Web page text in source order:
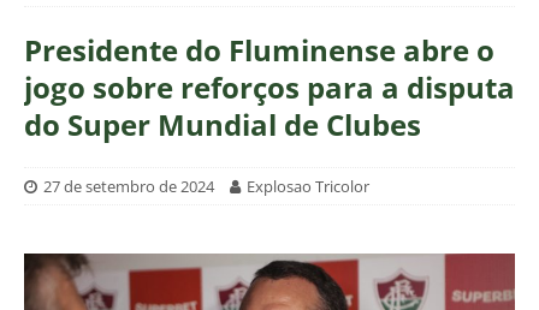
Presidente do Fluminense abre o
jogo sobre reforços para a disputa
do Super Mundial de Clubes
27 de setembro de 2024 Explosao Tricolor